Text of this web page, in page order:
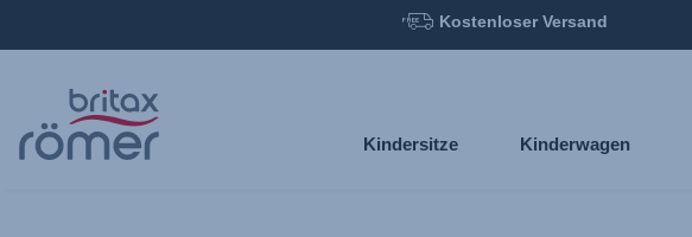
Hauptinhalt
springen
Kostenloser Versand
Kindersitze Kinderwagen